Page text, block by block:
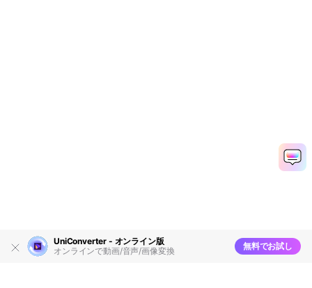
UniConverter - オンライン版
オンラインで動画/音声/画像変換
無料でお試し